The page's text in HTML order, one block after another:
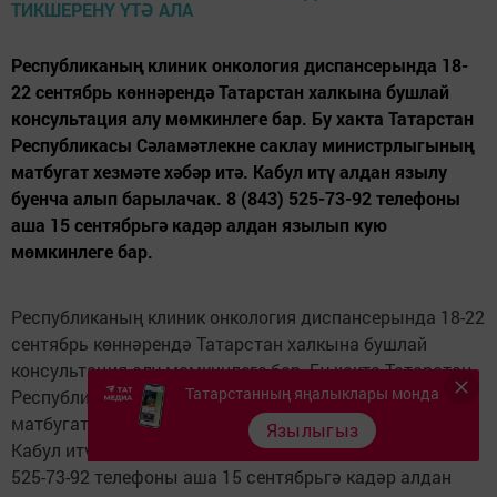
Республиканың клиник онкология диспансерында 18-
22 сентябрь көннәрендә Татарстан халкына бушлай
консультация алу мөмкинлеге бар. Бу хакта Татарстан
Республикасы Сәламәтлекне саклау министрлыгының
матбугат хезмәте хәбәр итә. Кабул итү алдан язылу
буенча алып барылачак. 8 (843) 525-73-92 телефоны
аша 15 сентябрьгә кадәр алдан язылып кую
мөмкинлеге бар.
Республиканың клиник онкология диспансерында 18-22
сентябрь көннәрендә Татарстан халкына бушлай
консультация алу мөмкинлеге бар. Бу хакта Татарстан
Республикасы Сәламәтлекне саклау министрлыгының
матбугат хезмәте хәбәр итә.
Кабул итү алдан язылу буенча алып барылачак. 8 (843)
525-73-92 телефоны аша 15 сентябрьгә кадәр алдан
Татарстанның яңалыклары монда
Язылыгыз